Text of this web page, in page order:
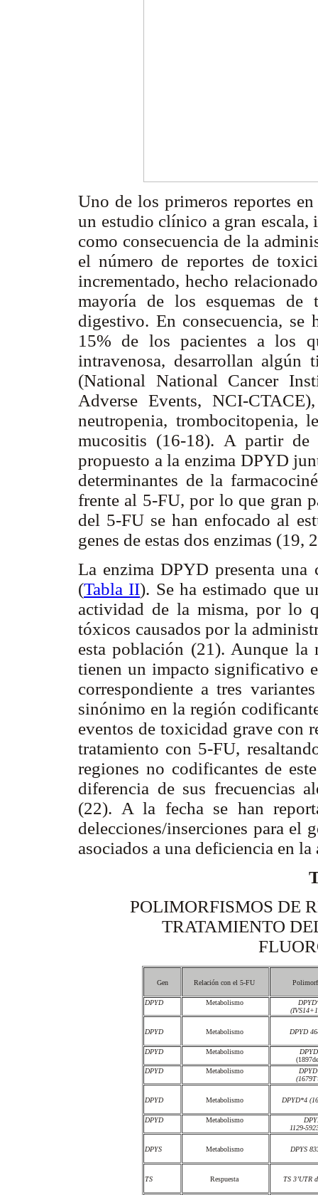
Uno de los primeros reportes
un estudio clínico a gran escala,
como consecuencia de la
el número de reportes de
incrementado, hecho
mayoría de los esquemas de
digestivo. En consecuencia, se
15% de los pacientes a los
intravenosa, desarrollan
(National National Cancer
Adverse Events, NCI-
neutropenia, trombocitopenia,
mucositis (16-18). A partir
propuesto a la enzima DPYD
determinantes de la
frente al 5-FU, por lo que gran
del 5-FU se han enfocado al
genes de estas dos enzimas (19,
La enzima DPYD presenta
(Tabla II). Se ha estimado que
actividad de la misma, por lo
tóxicos causados por la
esta población (21). Aunque la
tienen un impacto significativo
correspondiente a tres
sinónimo en la región
eventos de toxicidad grave con
tratamiento con 5-FU,
regiones no codificantes de
diferencia de sus frecuencias
(22). A la fecha se han
delecciones/inserciones para el
asociados a una deficiencia en
POLIMORFISMOS DE
TRATAMIENTO
Gen Relación con el 5-FU
DPYD Metabolismo
DPYD Metabolismo DPYD
DPYD Metabolismo
DPYD
Metabolismo
DPYD Metabolismo DPYD*4
DPYD Metabolismo
1129-
DPYS Metabolismo DPYS
TS Respuesta TS 3’UTR